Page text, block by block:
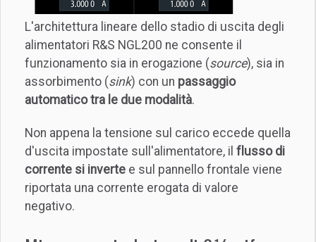
L'architettura lineare dello stadio di uscita degli
alimentatori R&S NGL200 ne consente il
funzionamento sia in erogazione (source), sia in
assorbimento (sink) con un passaggio
automatico tra le due modalità.
Non appena la tensione sul carico eccede quella
d'uscita impostate sull'alimentatore, il flusso di
corrente si inverte e sul pannello frontale viene
riportata una corrente erogata di valore
negativo.